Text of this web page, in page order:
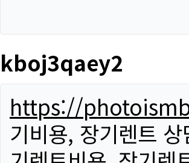
kboj3qaey2
https://
기비용, 장기렌트